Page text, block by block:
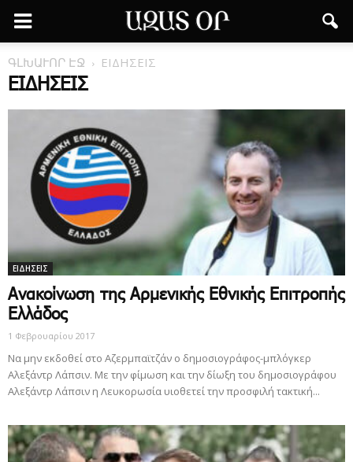
ԳԼԽԱՒՈՐ ԷՋ ΕΙΔΗΣΕΙΣ
ΕΙΔΗΣΕΙΣ
ΕΙΔΗΣΕΙΣ
Ανακοίνωση της Αρμενικής Εθνικής Επιτροπής
Ελλάδος
1 Φεβρουαρίου 2017
Να μην εκδοθεί στο Αζερμπαϊτζάν ο δημοσιογράφος-μπλόγκερ
Αλεξάντρ Λάπσιν. Με την φίμωση και την δίωξη του δημοσιογράφου
Αλεξάντρ Λάπσιν η Λευκορωσία υιοθετεί την προσφιλή τακτική...